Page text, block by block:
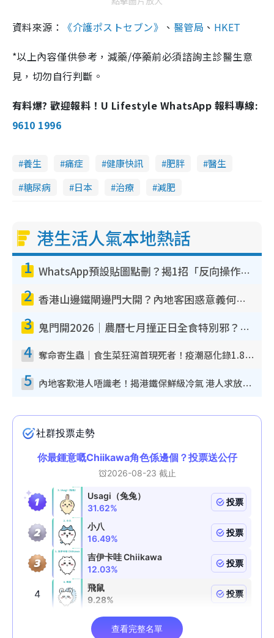
資料來源： 《介護ポストセブン》 、 醫管局 、 HKET
*以上內容僅供參考，減藥/停藥前必須諮詢主診醫生意
見，切勿自行判斷。
有料爆? 歡迎報料！U Lifestyle WhatsApp 報料專線:
9610 1996
養生 痛症 健康快訊 肥胖
醫生
糖尿病
日本 治療 減肥
港生活人氣本地熱話
1 WhatsApp預設貼圖點刪？揭1招「反向操作」還原簡潔介面 附3步實測教學
2 香港山邊鐵閘邊門大開？內地客困惑意義何在！網民神回覆：呢種叫法理性防禦
3 鬼門開2026｜農曆七月撞正日全食特別邪？專家警告切忌做一事！揭4大禁忌+2招保平安
4 奪命寄生蟲｜食生菜狂瀉首現死者！疫潮惡化錄1.8萬宗病例 揭洗菜3大謬誤
5 內地客歎港人唔識老！揭港鐵保鮮級冷氣 港人求放過：咪投訴